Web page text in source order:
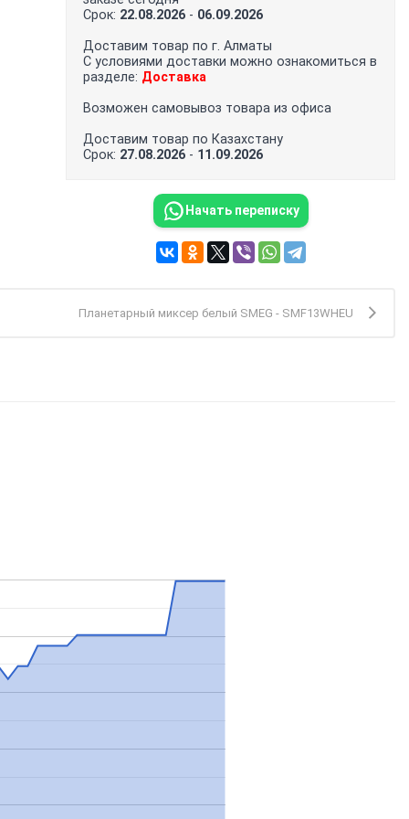
Срок: 22.08.2026 - 06.09.2026
Доставим товар по г. Алматы
С условиями доставки можно ознакомиться в
разделе: Доставка
Возможен самовывоз товара из офиса
Доставим товар по Казахстану
Срок: 27.08.2026 - 11.09.2026
Начать переписку
Планетарный миксер белый SMEG - SMF13WHEU